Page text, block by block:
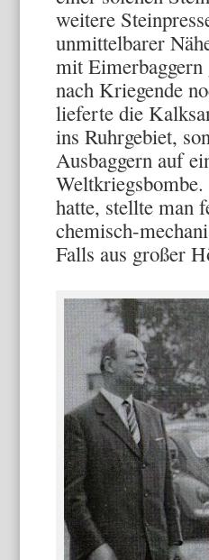
weitere
unmittelbarer
mit
nach Kriegende
lieferte die
ins Ruhrgebiet,
Ausbaggern auf
hatte, stellte man
chemisch-
Falls aus großer